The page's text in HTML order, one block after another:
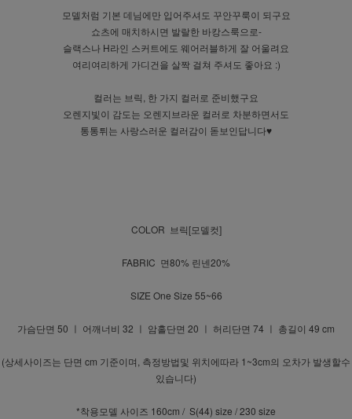
모델처럼 기본 데님에만 입어주셔도 꾸안꾸룩이 되구요
쇼츠에 매치하시면 발랄한 바캉스룩으로-
슬랙스나 H라인 스커트에도 웨어러블하게 잘 어울려요
여리여리하게 가디건을 살짝 걸쳐 주셔도 좋아요 :)
컬러는 브릭, 한 가지 컬러로 준비했구요
오렌지빛이 감도는 오렌지브라운 컬러로 차분하면서도
통통튀는 사랑스러운 컬러감이 돋보인답니다♥
COLOR 브릭[모델컷]
FABRIC 면80% 린넨20%
SIZE One Size 55~66
가슴단면 50 ㅣ 어깨너비 32 ㅣ 암홀단면 20 ㅣ 허리단면 74 ㅣ 총길이 49 cm
(상세사이즈는 단면 cm 기준이며, 측정방법및 위치에따라 1~3cm의 오차가 발생할수
있습니다)
*착용모델 사이즈 160cm / S(44) size / 230 size